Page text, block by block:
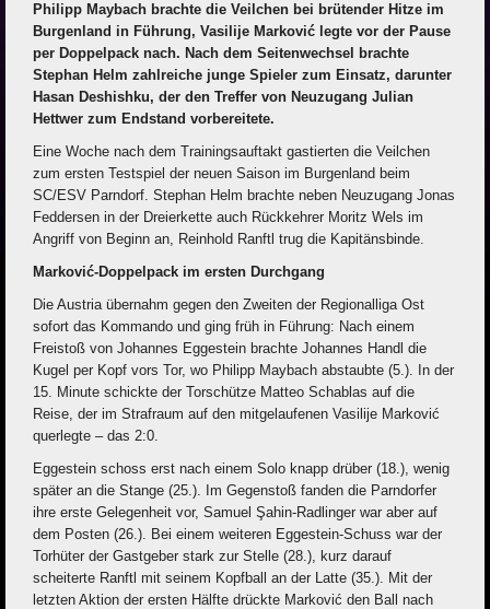
Philipp Maybach brachte die Veilchen bei brütender Hitze im
Burgenland in Führung, Vasilije Marković legte vor der Pause
per Doppelpack nach. Nach dem Seitenwechsel brachte
Stephan Helm zahlreiche junge Spieler zum Einsatz, darunter
Hasan Deshishku, der den Treffer von Neuzugang Julian
Hettwer zum Endstand vorbereitete.
Eine Woche nach dem Trainingsauftakt gastierten die Veilchen
zum ersten Testspiel der neuen Saison im Burgenland beim
SC/ESV Parndorf. Stephan Helm brachte neben Neuzugang Jonas
Feddersen in der Dreierkette auch Rückkehrer Moritz Wels im
Angriff von Beginn an, Reinhold Ranftl trug die Kapitänsbinde.
Marković-Doppelpack im ersten Durchgang
Die Austria übernahm gegen den Zweiten der Regionalliga Ost
sofort das Kommando und ging früh in Führung: Nach einem
Freistoß von Johannes Eggestein brachte Johannes Handl die
Kugel per Kopf vors Tor, wo Philipp Maybach abstaubte (5.). In der
15. Minute schickte der Torschütze Matteo Schablas auf die
Reise, der im Strafraum auf den mitgelaufenen Vasilije Marković
querlegte – das 2:0.
Eggestein schoss erst nach einem Solo knapp drüber (18.), wenig
später an die Stange (25.). Im Gegenstoß fanden die Parndorfer
ihre erste Gelegenheit vor, Samuel Şahin-Radlinger war aber auf
dem Posten (26.). Bei einem weiteren Eggestein-Schuss war der
Torhüter der Gastgeber stark zur Stelle (28.), kurz darauf
scheiterte Ranftl mit seinem Kopfball an der Latte (35.). Mit der
letzten Aktion der ersten Hälfte drückte Marković den Ball nach